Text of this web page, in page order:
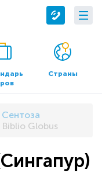
и реквизиты
Страны
Сентоза
Globus